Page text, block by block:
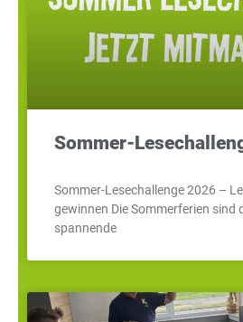
Sommer-
Sommer-Lesechallenge 2026 –
gewinnen Die Sommerferien sind
spannende